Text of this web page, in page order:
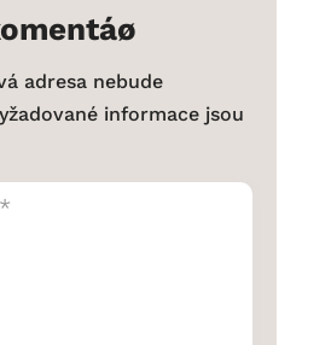
adresa nebude
informace jsou